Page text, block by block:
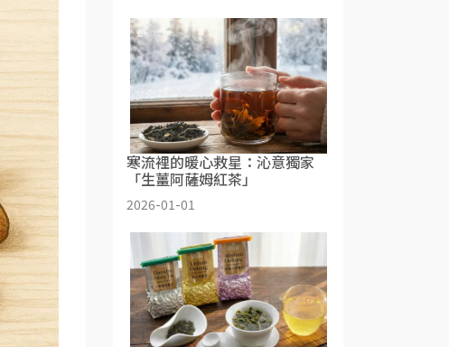
寒流裡的暖心救星：沁意獨家
「生薑阿薩姆紅茶」
2026-01-01